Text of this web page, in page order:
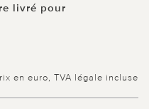
livré pour
en euro, TVA légale incluse